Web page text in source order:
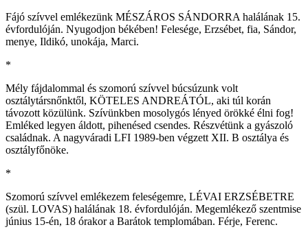
Fájó szívvel emlékezünk MÉSZÁROS SÁNDORRA halálának 15.
évfordulóján. Nyugodjon békében! Felesége, Erzsébet, fia, Sándor,
menye, Ildikó, unokája, Marci.
*
Mély fájdalommal és szomorú szívvel búcsúzunk volt
osztálytársnőnktől, KÖTELES ANDREÁTÓL, aki túl korán
távozott közülünk. Szívünkben mosolygós lényed örökké élni fog!
Emléked legyen áldott, pihenésed csendes. Részvétünk a gyászoló
családnak. A nagyváradi LFI 1989-ben végzett XII. B osztálya és
osztályfőnöke.
*
Szomorú szívvel emlékezem feleségemre, LÉVAI ERZSÉBETRE
(szül. LOVAS) halálának 18. évfordulóján. Megemlékező szentmise
június 15-én, 18 órakor a Barátok templomában. Férje, Ferenc.